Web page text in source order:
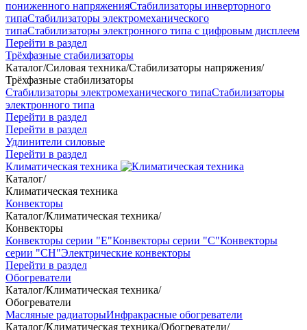
пониженного напряженияСтабилизаторы инверторного
типаСтабилизаторы электромеханического
типаСтабилизаторы электронного типа с цифровым дисплеем
Перейти в раздел
Трёхфазные стабилизаторы
Каталог/Силовая техника/Стабилизаторы напряжения/
Трёхфазные стабилизаторы
Стабилизаторы электромеханического типаСтабилизаторы
электронного типа
Перейти в раздел
Перейти в раздел
Удлинители силовые
Перейти в раздел
Климатическая техника
Каталог/
Климатическая техника
Конвекторы
Каталог/Климатическая техника/
Конвекторы
Конвекторы серии "Е"Конвекторы серии "С"Конвекторы
серии "СН"Электрические конвекторы
Перейти в раздел
Обогреватели
Каталог/Климатическая техника/
Обогреватели
Масляные радиаторыИнфракрасные обогреватели
Каталог/Климатическая техника/Обогреватели/